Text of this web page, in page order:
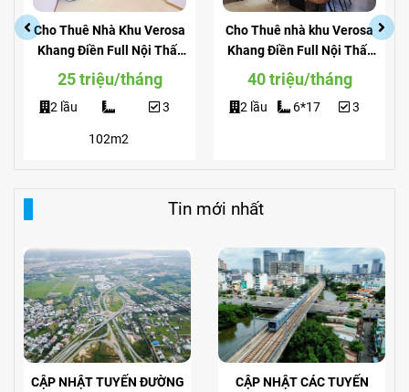
Cho Thuê Nhà Khu Verosa
Khang Điền Full Nội Thất
Giá Siêu Rẻ
25 triệu/tháng
2 lầu
102m2
3
Cho Thuê nhà khu Verosa
Khang Điền Full Nội Thất
View Công Viên
40 triệu/tháng
2 lầu 6*17 3
Tin mới nhất
CẬP NHẬT TUYẾN ĐƯỜNG
CẬP NHẬT CÁC TUYẾN